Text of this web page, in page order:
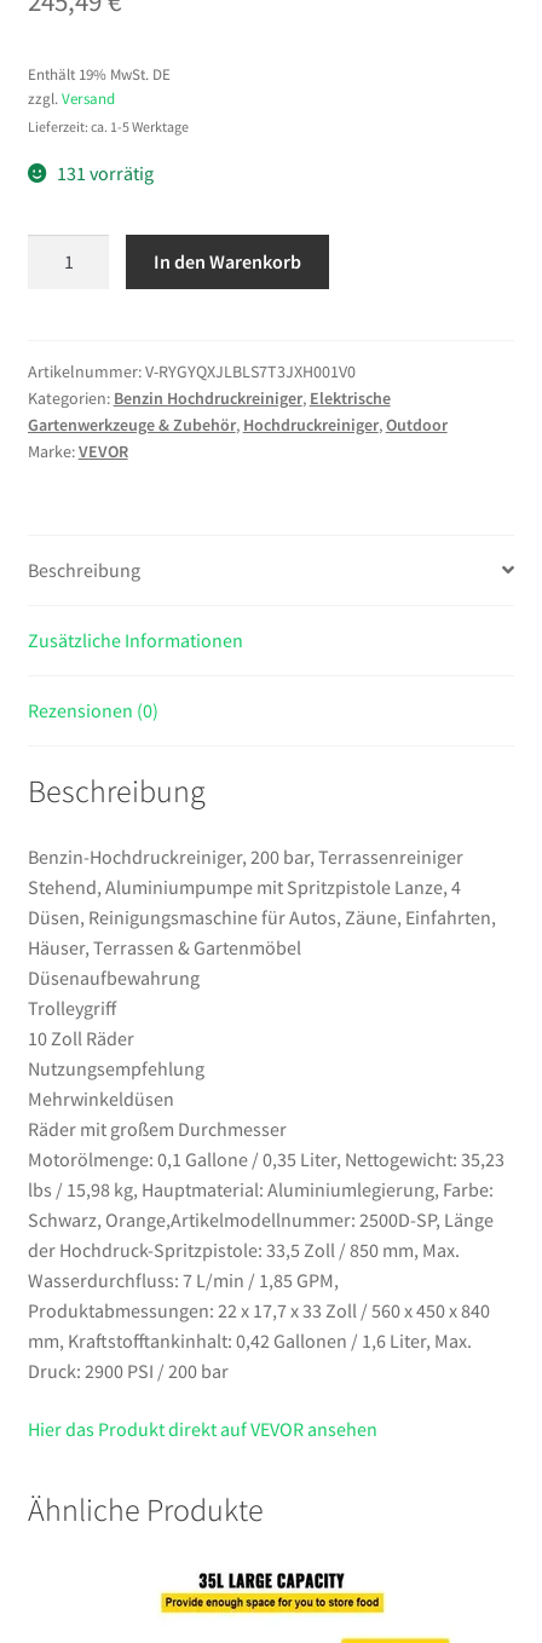
Enthält 19% MwSt. DE
zzgl. Versand
Lieferzeit: ca. 1-5 Werktage
131 vorrätig
bar,
Terrassenreiniger
Stehend,
Aluminiumpumpe
4
Reinigungsmaschine
Autos,
Häuser,
&
Gartenmöbel
Menge
In den Warenkorb
Artikelnummer:V-RYGYQXJLBLS7T3JXH001V0
Kategorien: Benzin Hochdruckreiniger, Elektrische
Gartenwerkzeuge & Zubehör, Hochdruckreiniger,Outdoor
Marke:VEVOR
Beschreibung
Zusätzliche Informationen
Rezensionen (0)
Beschreibung
Benzin-Hochdruckreiniger, 200 bar, Terrassenreiniger
Stehend, Aluminiumpumpe mit Spritzpistole Lanze, 4
Düsen, Reinigungsmaschine für Autos, Zäune, Einfahrten,
Häuser, Terrassen & Gartenmöbel
Düsenaufbewahrung
Trolleygriff
10 Zoll Räder
Nutzungsempfehlung
Mehrwinkeldüsen
Räder mit großem Durchmesser
Motorölmenge: 0,1 Gallone / 0,35 Liter, Nettogewicht: 35,23
lbs / 15,98 kg, Hauptmaterial: Aluminiumlegierung, Farbe:
Schwarz, Orange,Artikelmodellnummer: 2500D-SP, Länge
der Hochdruck-Spritzpistole: 33,5 Zoll / 850 mm, Max.
Wasserdurchfluss: 7 L/min / 1,85 GPM,
Produktabmessungen: 22 x 17,7 x 33 Zoll / 560 x 450 x 840
mm, Kraftstofftankinhalt: 0,42 Gallonen / 1,6 Liter, Max.
Druck: 2900 PSI / 200 bar
Hier das Produkt direkt auf VEVOR ansehen
Ähnliche Produkte